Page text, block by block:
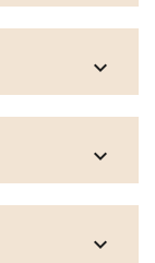
expand_more
expand_more
expand_more